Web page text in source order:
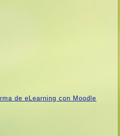
de eLearning con Moodle